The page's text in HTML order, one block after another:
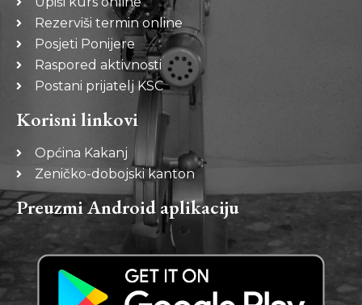
Rezerviši termin online
Posjeti Ponijere
Raspored aktivnosti
Postani prijatelj KSC
Korisni linkovi
Općina Kakanj
Zeničko-dobojski kanton
Preuzmi Android aplikaciju